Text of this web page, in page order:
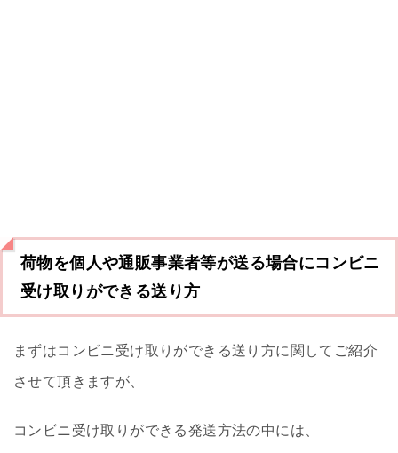
荷物を個人や通販事業者等が送る場合にコンビニ
受け取りができる送り方
まずはコンビニ受け取りができる送り方に関してご紹介
させて頂きますが、
コンビニ受け取りができる発送方法の中には、